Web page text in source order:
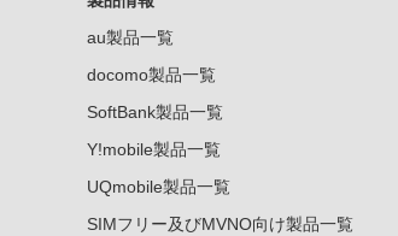
au製品一覧
docomo製品一覧
SoftBank製品一覧
Y!mobile製品一覧
UQmobile製品一覧
SIMフリー及びMVNO向け製品一覧